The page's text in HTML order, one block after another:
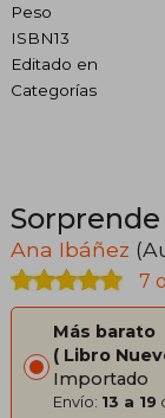
Peso
ISBN13
Editado en
Categorías
Ana Ibáñez
7
Más barato
Libro
Importado
Envío: 13 a 19